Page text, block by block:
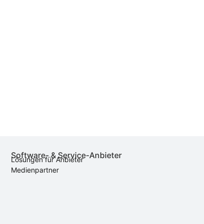
Software- & Service-Anbieter
Lösungen für Anbieter
Medienpartner